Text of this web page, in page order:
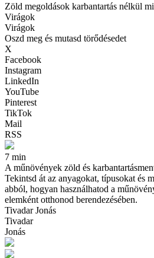
Zöld megoldások karbantartás nélkül
Virágok
Virágok
Oszd meg és mutasd törődésedet
X
Facebook
Instagram
LinkedIn
YouTube
Pinterest
TikTok
Mail
RSS
7 min
A műnövények zöld és
Tekintsd át az anyagokat, típusokat és
abból, hogyan használhatod a
elemként otthonod berendezésében.
Tivadar Jonás
Tivadar
Jonás